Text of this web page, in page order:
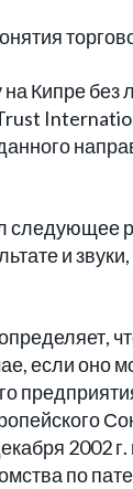
Кипре
следующее
и
если
2002
по